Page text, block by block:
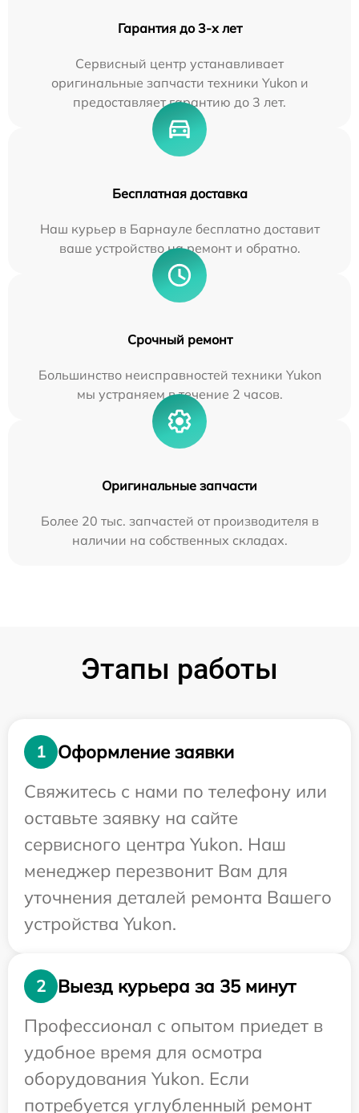
Гарантия до 3-х лет
Сервисный центр устанавливает
оригинальные запчасти техники Yukon и
предоставляет гарантию до 3 лет.
Бесплатная доставка
Наш курьер в Барнауле бесплатно доставит
ваше устройство на ремонт и обратно.
Срочный ремонт
Большинство неисправностей техники Yukon
мы устраняем в течение 2 часов.
Оригинальные запчасти
Более 20 тыс. запчастей от производителя в
наличии на собственных складах.
Этапы работы
1
Оформление заявки
Свяжитесь с нами по телефону или
оставьте заявку на сайте
сервисного центра Yukon. Наш
менеджер перезвонит Вам для
уточнения деталей ремонта Вашего
устройства Yukon.
2
Выезд курьера за 35 минут
Профессионал с опытом приедет в
удобное время для осмотра
оборудования Yukon. Если
потребуется углубленный ремонт